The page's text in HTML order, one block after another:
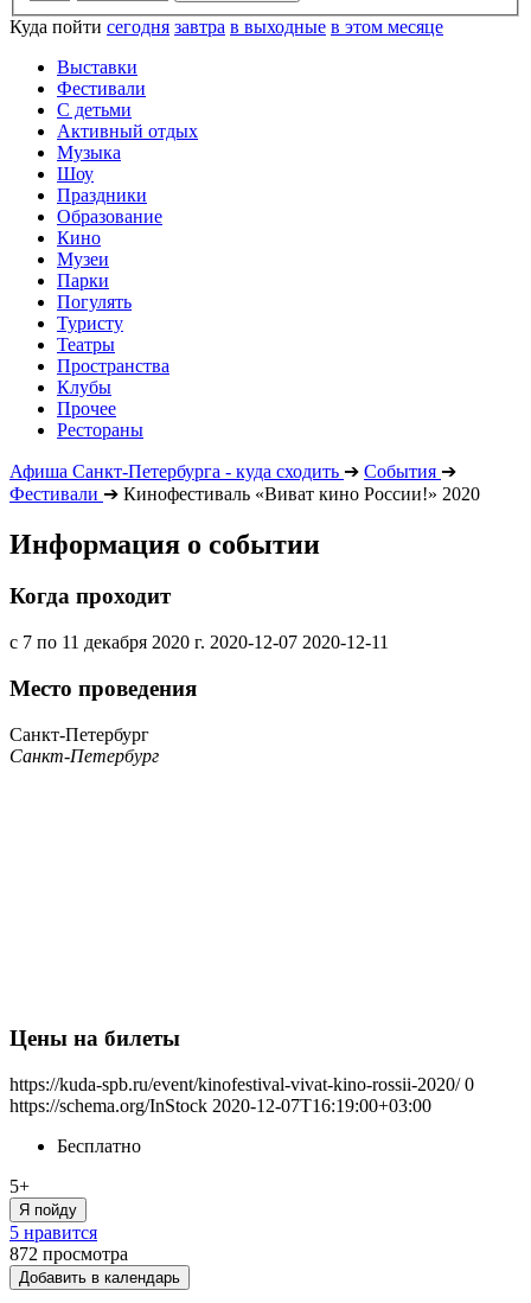
Куда пойти сегодня завтра в выходные в этом месяце
Выставки
Фестивали
С детьми
Активный отдых
Музыка
Шоу
Праздники
Образование
Кино
Музеи
Парки
Погулять
Туристу
Театры
Пространства
Клубы
Прочее
Рестораны
Афиша Санкт-Петербурга - куда сходить ➔ События ➔
Фестивали ➔ Кинофестиваль «Виват кино России!» 2020
Информация о событии
Когда проходит
с 7 по 11 декабря 2020 г. 2020-12-07 2020-12-11
Место проведения
Санкт-Петербург
Санкт-Петербург
Цены на билеты
https://kuda-spb.ru/event/kinofestival-vivat-kino-rossii-2020/ 0
https://schema.org/InStock 2020-12-07T16:19:00+03:00
Бесплатно
5+
Я пойду
5 нравится
872 просмотра
Добавить в календарь